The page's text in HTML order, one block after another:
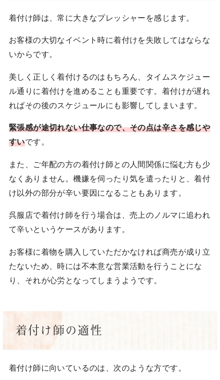
着付け師は、常に大きなプレッシャーを感じます。
お客様の大切なイベント時に着付けを失敗してはならな
いからです。
美しく正しく着付けるのはもちろん、タイムスケジュー
ル通りに着付けを進めることも重要です。着付けが遅れ
ればその後のスケジュールにも影響してしまいます。
緊張感が途切れない仕事なので、その点は辛さを感じや
すいです。
また、ご年配の方の着付け師との人間関係に悩む方も少
なくありません。機嫌を伺ったり気を遣ったりと、着付
け以外の部分が辛い要因になることもあります。
呉服店で着付け師を行う場合は、売上のノルマに追われ
て辛いというケースがあります。
お客様に着物を購入していただかなければ商売が成り立
たないため、時には不本意な営業活動を行うことにな
り、それが心労となってしまうようです。
着付け師の適性
着付け師に向いているのは、次のような方です。